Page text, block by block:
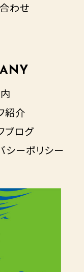
わせ
紹介
ブログ
シーポリシー